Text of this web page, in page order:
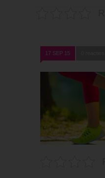
17 SEP 15